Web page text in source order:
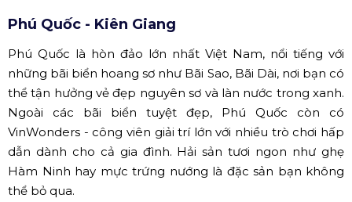
Phú Quốc - Kiên Giang
Phú Quốc là hòn đảo lớn nhất Việt Nam, nổi tiếng với
những bãi biển hoang sơ như Bãi Sao, Bãi Dài, nơi bạn có
thể tận hưởng vẻ đẹp nguyên sơ và làn nước trong xanh.
Ngoài các bãi biển tuyệt đẹp, Phú Quốc còn có
VinWonders - công viên giải trí lớn với nhiều trò chơi hấp
dẫn dành cho cả gia đình. Hải sản tươi ngon như ghẹ
Hàm Ninh hay mực trứng nướng là đặc sản bạn không
thể bỏ qua.